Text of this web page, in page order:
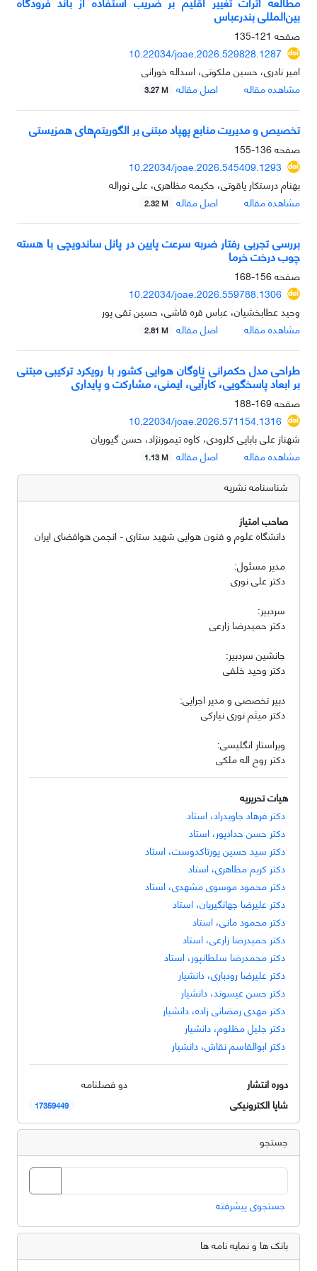
بین‌المللی بندرعباس
صفحه 121-135
10.22034/joae.2026.529828.1287
امیر نادری، حسین ملکوتی، اسداله خورانی
مشاهده مقاله
اصل مقاله 3.27 M
تخصیص و مدیریت منابع پهپاد مبتنی بر الگوریتم‌های همزیستی
صفحه136-155
10.22034/joae.2026.545409.1293
بهنام درستکار یاقوتی، حکیمه مظاهری، علی نوراله
مشاهده مقاله
اصل مقاله 2.32 M
بررسی تجربی رفتار ضربه سرعت پایین در پانل ساندویچی با هسته
چوب درخت خرما
صفحه156-168
10.22034/joae.2026.559788.1306
وحید عطابخشیان، عباس قره قاشی، حسین تقی پور
مشاهده مقاله
اصل مقاله 2.81 M
طراحی مدل حکمرانی ناوگان هوایی کشور با رویکرد ترکیبیمبتنی
بر ابعاد پاسخگویی، کارآیی، ایمنی، مشارکت و پایداری
صفحه169-188
10.22034/joae.2026.571154.1316
شهناز علی بابایی کلرودی، کاوه تیمورنژاد، حسن گیوریان
مشاهده مقاله
اصل مقاله 1.13 M
شناسنامه نشریه
صاحب امتیاز
دانشگاه علوم و فنون هوایی شهید ستاری - انجمن هوافضای ایران
مدیر مسئول:
دکتر علی نوری
سردبیر:
دکتر حمیدرضا زارعی
جانشین سردبیر:
دکتر وحید خلفی
دبیر تخصصی و مدیر اجرایی:
دکتر میثم نوری نیارکی
ویراستار انگلیسی:
دکتر روح اله ملکی
هیات تحریریه
دکتر فرهاد جاویدراد، استاد
دکتر حسن حدادپور، استاد
دکتر سید حسین پورتاکدوست، استاد
دکتر کریم مظاهری، استاد
دکتر محمود موسوی مشهدی، استاد
دکتر علیرضا جهانگیریان، استاد
دکتر محمود مانی، استاد
دکتر حمیدرضا زارعی، استاد
دکتر محمدرضا سلطانپور، استاد
دکتر علیرضا رودباری، دانشیار
دکتر حسن عیسوند، دانشیار
دکتر مهدی رمضانی زاده، دانشیار
دکتر جلیل مظلوم، دانشیار
دکتر ابوالقاسم نقاش، دانشیار
دوره انتشار
دو فصلنامه
شاپا الکترونیکی
17359449
جستجو
جستجوی پیشرفته
بانک ها و نمایه نامه ها